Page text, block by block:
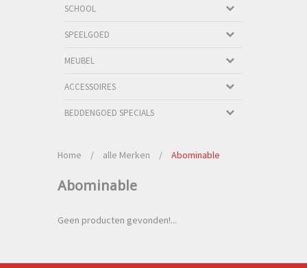
SCHOOL
SPEELGOED
MEUBEL
ACCESSOIRES
BEDDENGOED SPECIALS
Home / alle Merken / Abominable
Abominable
Geen producten gevonden!...